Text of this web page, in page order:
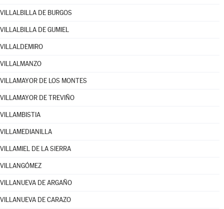
VILLALBILLA DE BURGOS
VILLALBILLA DE GUMIEL
VILLALDEMIRO
VILLALMANZO
VILLAMAYOR DE LOS MONTES
VILLAMAYOR DE TREVIÑO
VILLAMBISTIA
VILLAMEDIANILLA
VILLAMIEL DE LA SIERRA
VILLANGÓMEZ
VILLANUEVA DE ARGAÑO
VILLANUEVA DE CARAZO